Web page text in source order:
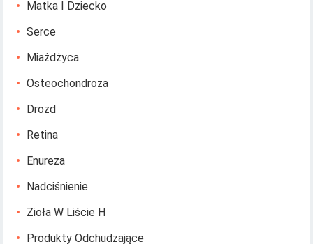
Matka I Dziecko
Serce
Miażdżyca
Osteochondroza
Drozd
Retina
Enureza
Nadciśnienie
Zioła W Liście H
Produkty Odchudzające